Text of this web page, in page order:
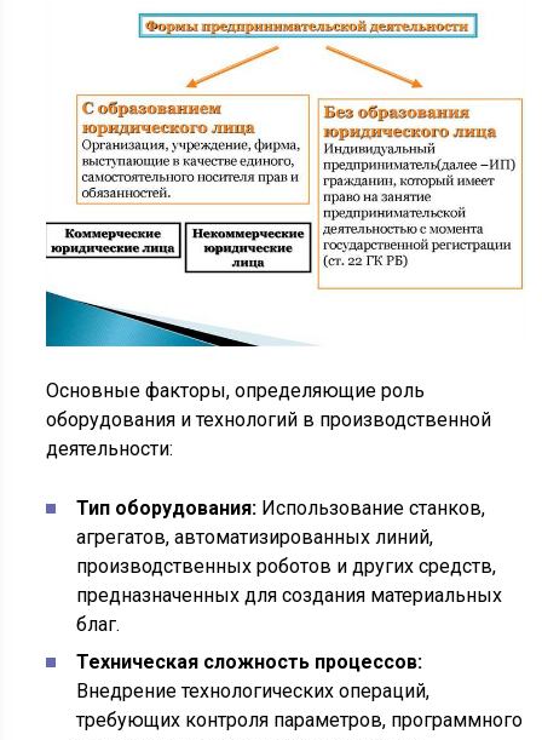
Основные факторы, определяющие роль
оборудования и технологий в производственной
деятельности:
Тип оборудования: Использование станков,
агрегатов, автоматизированных линий,
производственных роботов и других средств,
предназначенных для создания материальных
благ.
Техническая сложность процессов:
Внедрение технологических операций,
требующих контроля параметров, программного